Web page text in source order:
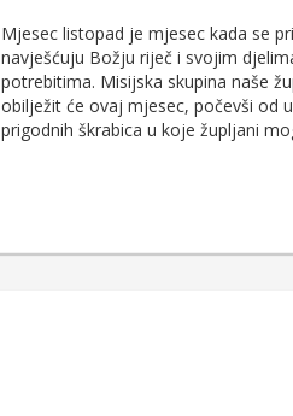
Mjesec listopad je mjesec kada se
navješćuju Božju riječ i svojim
potrebitima. Misijska skupina naše
obilježit će ovaj mjesec, počevši od
prigodnih škrabica u koje župljani